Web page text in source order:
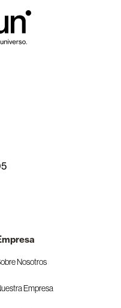
Nosotros
Empresa